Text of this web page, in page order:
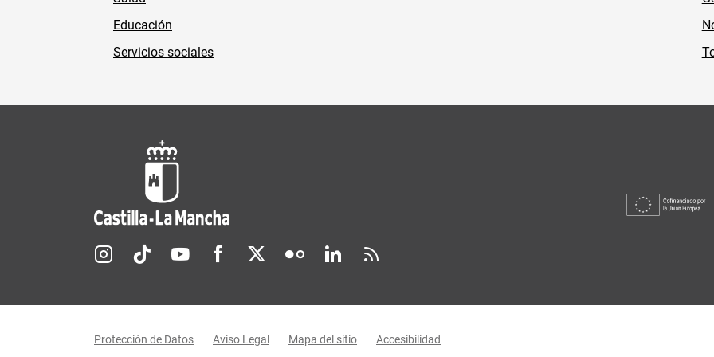
Educación
Servicios sociales
Redes sociales JCCM
Protección de Datos Aviso Legal Mapa del sitio Accesibilidad